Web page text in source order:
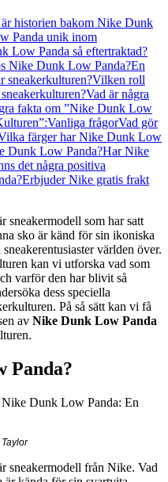
historien bakom Nike Dunk
Panda unik inom
Low Panda så eftertraktad?
Nike Dunk Low Panda?En
sneakerkulturen?Vilken roll
Vad är några
fakta om ”Nike Dunk Low
Vanliga frågorVad gör
färger har Nike Dunk Low
Dunk Low Panda?Har Nike
det några positiva
Erbjuder Nike gratis frakt
som har satt
sko är känd för sin ikoniska
världen över.
kan vi utforska vad som
varför den har blivit så
dess speciella
På så sätt kan vi få
av Nike Dunk Low Panda
Panda?
sneakermodell från Nike. Vad